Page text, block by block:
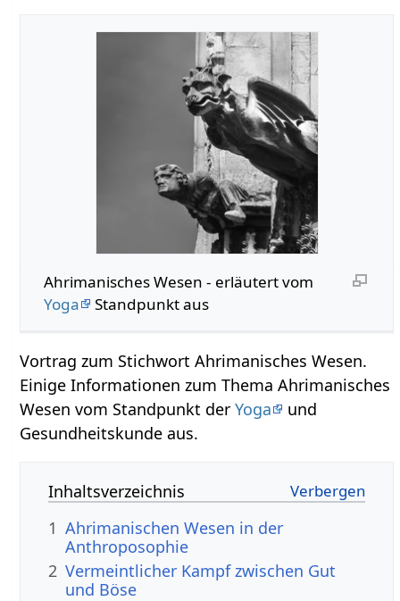
Ahrimanisches Wesen - erläutert vom
Yoga
Standpunkt aus
Vortrag zum Stichwort Ahrimanisches Wesen.
Einige Informationen zum Thema Ahrimanisches
Wesen vom Standpunkt derYoga
und
Gesundheitskunde aus.
Inhaltsverzeichnis
1 Ahrimanischen Wesen in der
Anthroposophie
2 Vermeintlicher Kampf zwischen Gut
und Böse